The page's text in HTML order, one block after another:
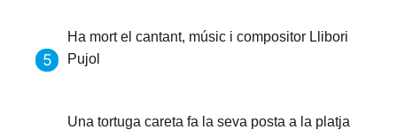
Ha mort el cantant, músic i compositor Llibori
Pujol
Una tortuga careta fa la seva posta a la platja